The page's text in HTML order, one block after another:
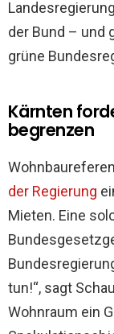
der Bund – und
grüne
Kärnten
begrenzen
der Regierung
Mieten. Eine
tun!“, sagt
Wohnraum ein